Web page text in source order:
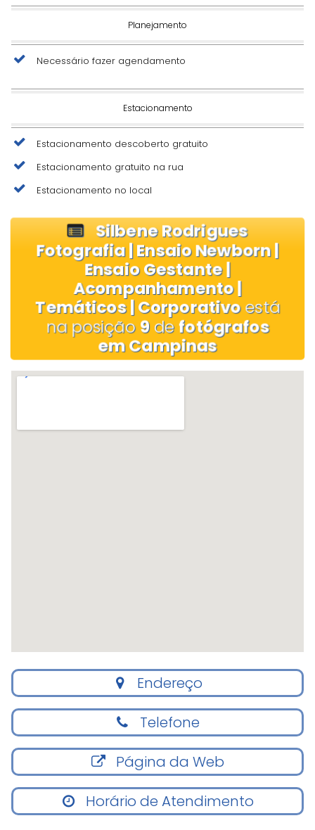
Planejamento
Necessário fazer agendamento
Estacionamento
Estacionamento descoberto gratuito
Estacionamento gratuito na rua
Estacionamento no local
Silbene Rodrigues
Fotografia | Ensaio Newborn |
Ensaio Gestante |
Acompanhamento |
Temáticos | Corporativoestá
na posição 9defotógrafos
em Campinas
Endereço
Telefone
Página da Web
Horário de Atendimento